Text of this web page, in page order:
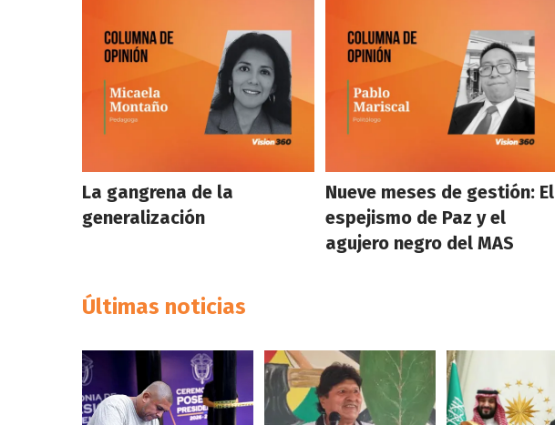
La gangrena de la
generalización
Nueve meses de gestión: El
espejismo de Paz y el
agujero negro del MAS
Últimas noticias